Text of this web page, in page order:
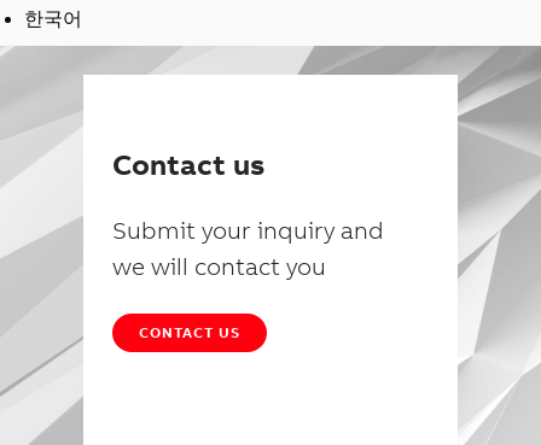
한국어
Contact us
Submit your inquiry and
we will contact you
CONTACT US